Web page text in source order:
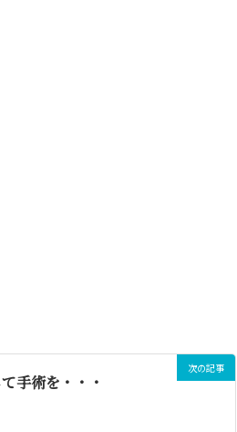
次の記事
手術を・・・